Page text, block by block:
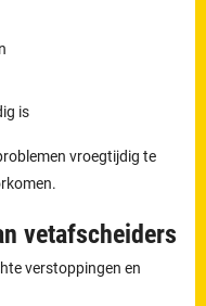
is
vroegtijdig te
vetafscheiders
verstoppingen en